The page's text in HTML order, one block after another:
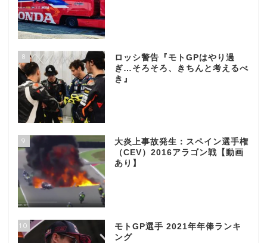
8
ロッシ警告『モトGPはやり過
ぎ…そろそろ、きちんと考えるべ
き』
9
大炎上事故発生：スペイン選手権
（CEV）2016アラゴン戦【動画
あり】
10
モトGP選手 2021年年俸ランキ
ング